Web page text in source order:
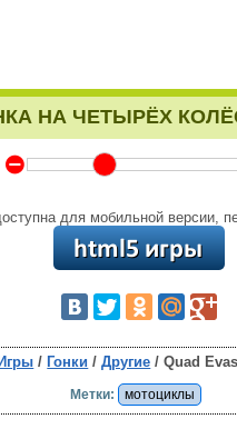
НА ЧЕТЫРЁХ
Y
для мобильной версии,
Игры / Гонки /Другие / Quad
Метки: мотоциклы